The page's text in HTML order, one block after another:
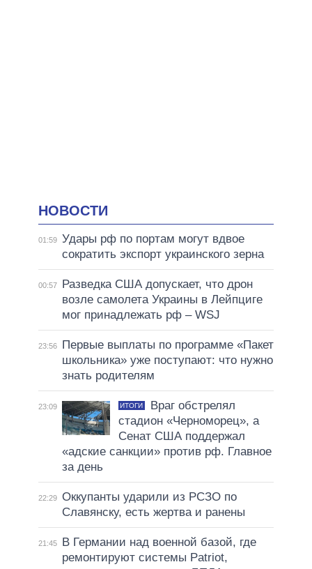
НОВОСТИ
01:59 Удары рф по портам могут вдвое
сократить экспорт украинского зерна
00:57
Разведка США допускает, что дрон
возле самолета Украины в Лейпциге
мог принадлежать рф – WSJ
23:56
Первые выплаты по программе «Пакет
школьника» уже поступают: что нужно
знать родителям
23:09 ИТОГИ
Враг обстрелял
стадион «Черноморец», а
Сенат США поддержал
«адские санкции» против рф. Главное
за день
22:29 Оккупанты ударили из РСЗО по
Славянску, есть жертва и ранены
21:45
В Германии над военной базой, где
ремонтируют системы Patriot,